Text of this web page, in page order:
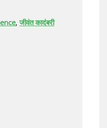
,जीवंत कादंबरी